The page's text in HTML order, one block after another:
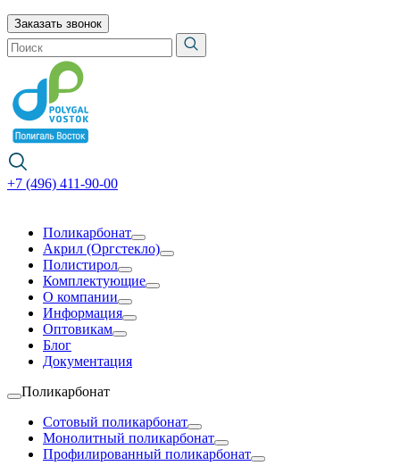
Заказать звонок
+7 (496) 411-90-00
Поликарбонат
Акрил (Оргстекло)
Полистирол
Комплектующие
О компании
Информация
Оптовикам
Блог
Документация
Поликарбонат
Сотовый поликарбонат
Монолитный поликарбонат
Профилированный поликарбонат